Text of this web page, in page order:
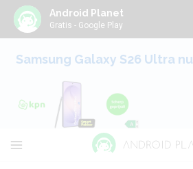
Android Planet
Gratis - Google Play
Samsung Galaxy S26 Ultra